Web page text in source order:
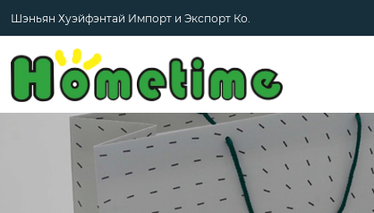
Шэньян Хуэйфэнтай Импорт и Экспорт Ко.